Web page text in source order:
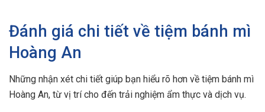
Đánh giá chi tiết về tiệm bánh mì
Hoàng An
Những nhận xét chi tiết giúp bạn hiểu rõ hơn về tiệm bánh mì
Hoàng An, từ vị trí cho đến trải nghiệm ẩm thực và dịch vụ.